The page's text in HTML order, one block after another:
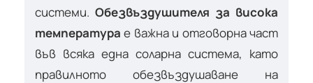
системи. Обезвъздушителя за висока
температура е важна и отговорна част
във всяка една соларна система, като
правилното обезвъздушаване на